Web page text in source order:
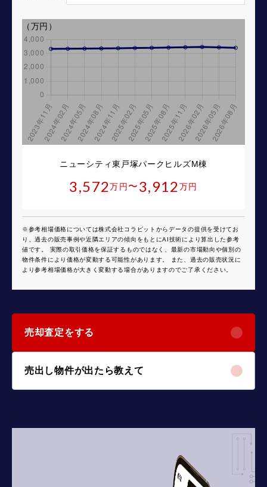
ニューシティ東戸塚パークヒルズM棟
3,572万円 〜 3,912万円
※参考相場価格については株式会社コラビットからデータの提供を受けてお
り、過去の販売事例や近隣エリアの傾向をもとにAI技術により算出した参考
値です。 実際の取引価格を保証するものではなく、最新の市場動向や個別の
物件条件により価格が変動する可能性があります。 また、過去の販売状況に
より参考相場価格が大きく変動する場合がありますのでご了承ください。
（万円）
売却査定をする
売出し物件が出たら教えて